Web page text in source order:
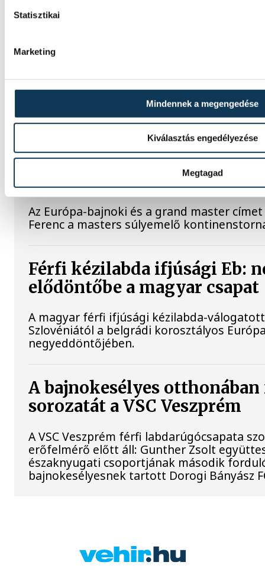
Statisztikai
Marketing
Mindennek a megengedése
Kiválasztás engedélyezése
Megtagad
kilométeres kieséses versenyszámában a
bajnokságon. Rasovszky Kristóf
Rendkívül szoros és kiegyensúlyozott
helyezést szerzett az U18-as Európa-
Egyetemi és Diák Atlétikai Club (VEDAC)
Gyurkovics a masters Eb
Az Európa-bajnoki és a grand master
Ferenc a masters súlyemelő
Férfi kézilabda ifjúsági Eb:
elődöntőbe a magyar csapat
A magyar férfi ifjúsági kézilabda-
Szlovéniától a belgrádi korosztályos
negyeddöntőjében.
A bajnokesélyes
sorozatát a VSC Veszprém
A VSC Veszprém férfi labdarúgócsapata
erőfelmérő előtt áll: Gunther Zsolt
északnyugati csoportjának második
bajnokesélyesnek tartott Dorogi Bányász